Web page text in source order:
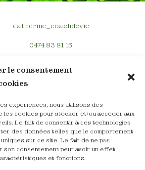
le consentement
expériences, nous utilisons des
les cookies pour stocker et/ou accéder aux
Le fait de consentir à ces technologies
des données telles que le comportement
sur ce site. Le fait de ne pas
consentement peut avoir un effet
et fonctions.
catherine_coachdevie
0474 83 81 15
info@catherine-coaching.be